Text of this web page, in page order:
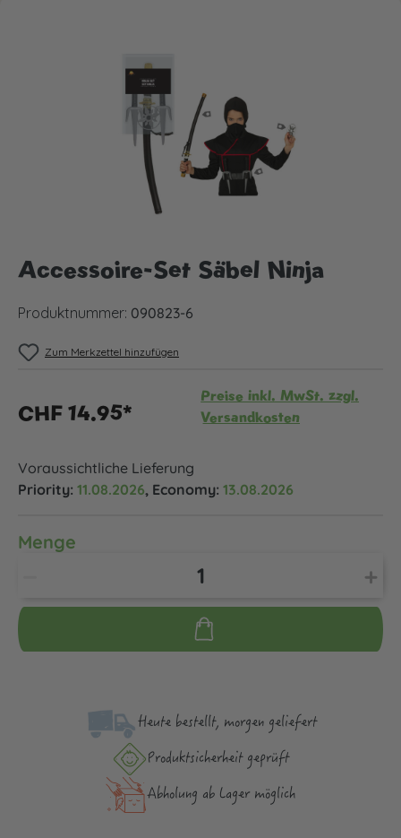
Accessoire-Set Säbel Ninja
Produktnummer: 090823-6
Zum Merkzettel hinzufügen
CHF 14.95*
Preise inkl. MwSt. zzgl.
Versandkosten
Voraussichtliche Lieferung
Priority: 11.08.2026, Economy: 13.08.2026
Menge
Heute bestellt, morgen geliefert
Produktsicher­heit geprüft
Abholung ab Lager möglich